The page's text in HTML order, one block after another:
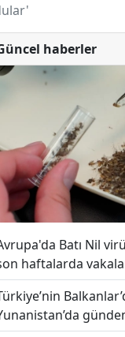
haberler
Batı Nil
haftalarda